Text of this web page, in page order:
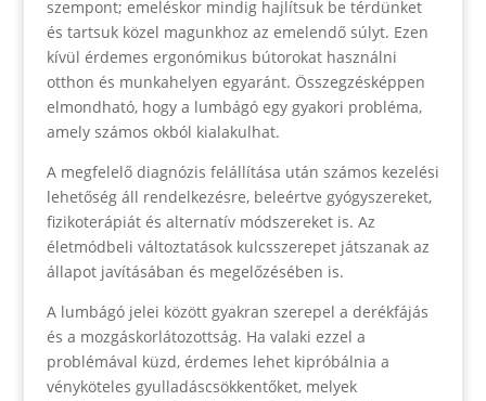
szempont; emeléskor mindig hajlítsuk be térdünket
és tartsuk közel magunkhoz az emelendő súlyt. Ezen
kívül érdemes ergonómikus bútorokat használni
otthon és munkahelyen egyaránt. Összegzésképpen
elmondható, hogy a lumbágó egy gyakori probléma,
amely számos okból kialakulhat.
A megfelelő diagnózis felállítása után számos kezelési
lehetőség áll rendelkezésre, beleértve gyógyszereket,
fizikoterápiát és alternatív módszereket is. Az
életmódbeli változtatások kulcsszerepet játszanak az
állapot javításában és megelőzésében is.
A lumbágó jelei között gyakran szerepel a derékfájás
és a mozgáskorlátozottság. Ha valaki ezzel a
problémával küzd, érdemes lehet kipróbálnia a
vényköteles gyulladáscsökkentőket, melyek